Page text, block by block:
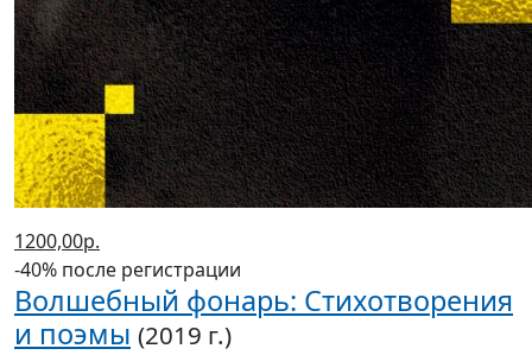
1200,00р.
-40% после регистрации
Волшебный фонарь: Стихотворения
и поэмы (2019 г.)